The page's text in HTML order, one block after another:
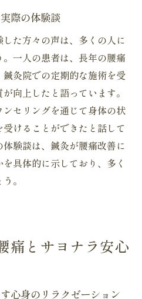
際の体験談
た方々の声は、多くの人に
一人の患者は、長年の腰痛
灸院での定期的な施術を受
向上したと語っています。
セリングを通じて身体の状
けることができたと話して
験談は、鍼灸が腰痛改善に
具体的に示しており、多く
。
痛とサヨナラ安心
心身のリラクゼーション